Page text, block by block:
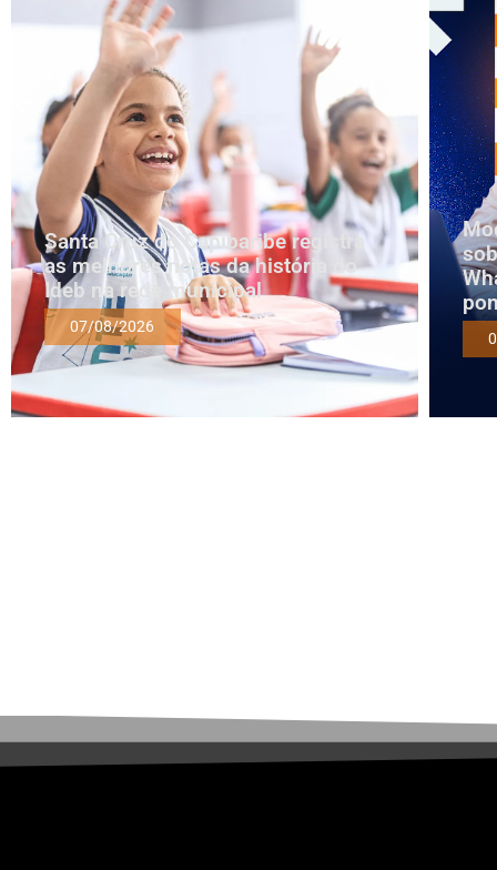
Santa Cruz do Capibaribe registra
as melhores notas da história do
Ideb na rede municipal
07/08/2026